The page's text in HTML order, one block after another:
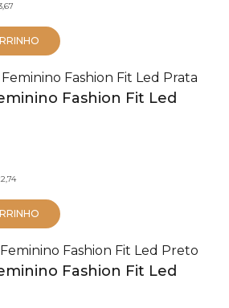
Fashion Fit Led
Fashion Fit Led